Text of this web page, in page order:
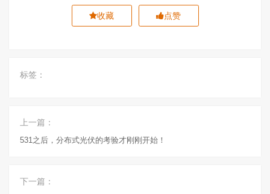
收藏 点赞
标签：
上一篇：
531之后，分布式光伏的考验才刚刚开始！
下一篇：